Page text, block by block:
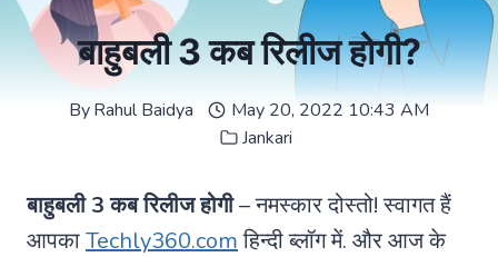
बाहुबली 3 कब रिलीज होगी?
ByRahul Baidya
May 20, 2022 10:43 AM
Jankari
बाहुबली 3 कब रिलीज होगी– नमस्कार दोस्तो! स्वागत हैं
आपकाTechly360.comहिन्दी ब्लॉग में. और आज के